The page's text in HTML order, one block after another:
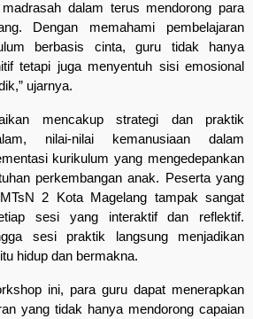
dalam terus mendorong para
Dengan memahami pembelajaran
berbasis cinta, guru tidak hanya
tetapi juga menyentuh sisi emosional
ujarnya.
mencakup strategi dan praktik
nilai-nilai kemanusiaan dalam
kurikulum yang mengedepankan
perkembangan anak. Peserta yang
2 Kota Magelang tampak sangat
sesi yang interaktif dan reflektif.
sesi praktik langsung menjadikan
hidup dan bermakna.
ini, para guru dapat menerapkan
yang tidak hanya mendorong capaian